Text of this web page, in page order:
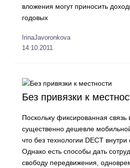
вложения могут приносить
годовых
IrinaJavoronkova
14.10.2011
Без привязки к
Поскольку фиксированная
существенно дешевле
что без технологии DECT
Однако есть способы дать
свободу передвижения,